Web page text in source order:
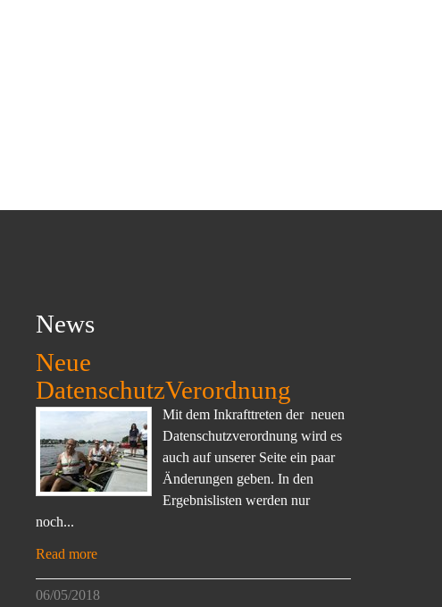
News
Neue
DatenschutzVerordnung
Mit dem Inkrafttreten der neuen
Datenschutzverordnung wird es
auch auf unserer Seite ein paar
Änderungen geben. In den
Ergebnislisten werden nur
noch...
Read more
06/05/2018